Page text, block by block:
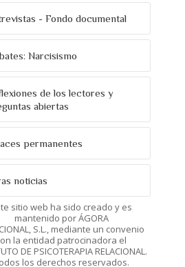
- Fondo documental
Narcisismo
de los lectores y
abiertas
permanentes
noticias
sitio web ha sido creado y es
mantenido por ÁGORA
S.L., mediante un convenio
la entidad patrocinadora el
DE PSICOTERAPIA RELACIONAL.
los derechos reservados.